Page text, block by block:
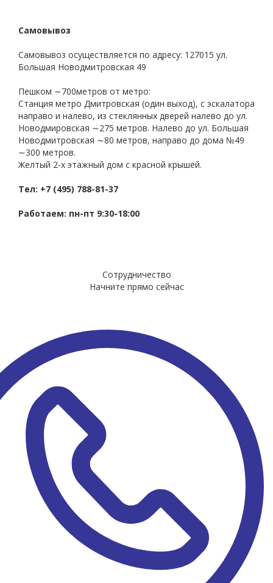
Самовывоз
Самовывоз осуществляется по адресу: 127015 ул.
Большая Новодмитровская 49
Пешком ∼700метров от метро:
Станция метро Дмитровская (один выход), с эскалатора
направо и налево, из стеклянных дверей налево до ул.
Новодмировская ∼275 метров. Налево до ул. Большая
Новодмитровская ∼80 метров, направо до дома №49
∼300 метров.
Желтый 2-х этажный дом с красной крышей.
Тел: +7 (495) 788-81-37
Работаем: пн-пт 9:30-18:00
Сотрудничество
Начните прямо сейчас